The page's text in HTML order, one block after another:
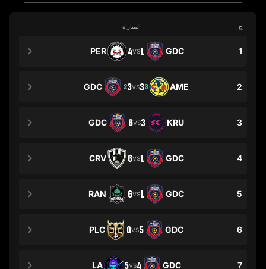
ج المباراة
1
GDC
1
VS
4
PER
2
AME
3
3
VS
3
2
GDC
3
KRU
3
VS
6
GDC
4
GDC
1
VS
6
CRV
5
GDC
1
VS
6
RAN
6
GDC
5
VS
0
PLC
7
GDC
4
VS
5
LA